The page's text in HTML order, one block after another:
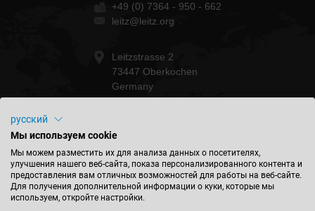
+49 (0) 7364 - 950 - 662
leitz@leitz.org
Leitzstrasse 2
73447 Oberkochen
Germany
БУДЬТЕ В КУРСЕ СОБЫТИЙ
русский
Мы используем cookie
Мы можем разместить их для анализа данных о посетителях,
улучшения нашего веб-сайта, показа персонализированного контента и
предоставления вам отличных возможностей для работы на веб-сайте.
Для получения дополнительной информации о куки, которые мы
используем, откройте настройки.